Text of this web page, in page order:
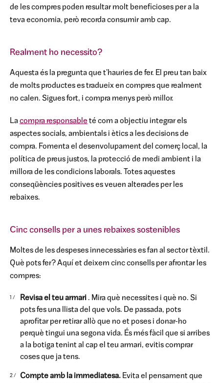
de les compres poden resultar molt beneficioses per a la
teva economia, però recorda consumir amb cap.
Realment ho necessito?
Aquesta és la pregunta que t'hauries de fer. El preu tan baix
de molts productes es tradueix en compres que realment
no calen. Sigues fort, i compra menys però millor.
Lacompra responsable té com a objectiu integrar els
aspectes socials, ambientals i ètics a les decisions de
compra. Fomenta el desenvolupament del comerç local, la
política de preus justos, la protecció de medi ambient i la
millora de les condicions laborals. Totes aquestes
conseqüències positives es veuen alterades per les
rebaixes.
Cinc consells per a unes rebaixes sostenibles
Moltes de les despeses innecessàries es fan al sector tèxtil.
Què pots fer? Aquí et deixem cinc consells per afrontar les
compres:
Revisa el teu armari . Mira què necessites i què no. Si
pots fes una llista del que vols. De passada, pots
aprofitar per retirar allò que no et poses i donar-ho
perquè tingui una segona vida. És més fàcil que si arribes
a la botiga tenint al cap el teu armari, evitis comprar
coses que ja tens.
Compte amb la immediatesa. Evita el pensament que